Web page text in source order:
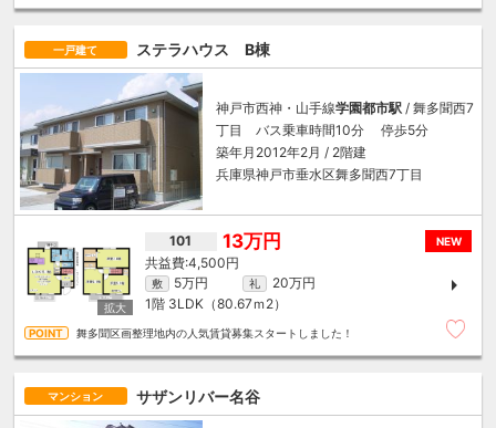
一戸建て ステラハウス B棟
神戸市西神・山手線学園都市駅 / 舞多聞西7
丁目 バス乗車時間10分 停歩5分
築年月2012年2月 / 2階建
兵庫県神戸市垂水区舞多聞西7丁目
NEW
101 13万円
4,500円
敷 5万円 礼
20万円
1階 3LDK（80.67ｍ 2）
舞多聞区画整理地内の人気賃貸募集スタートしました！
マンション サザンリバー名谷